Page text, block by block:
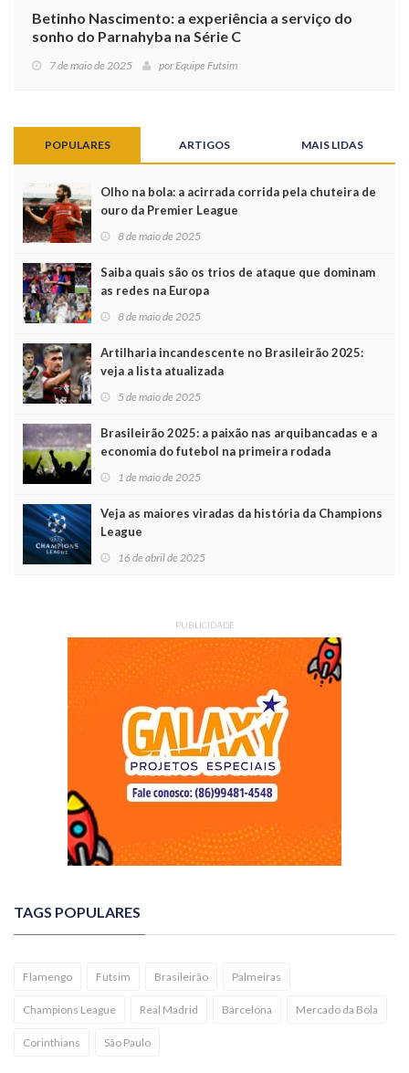
Betinho Nascimento: a experiência a serviço do
sonho do Parnahyba na Série C
7 de maio de 2025 porEquipe Futsim
POPULARES ARTIGOS MAIS LIDAS
Olho na bola: a acirrada corrida pela chuteira de
ouro da Premier League
8 de maio de 2025
Saiba quais são os trios de ataque que dominam
as redes na Europa
8 de maio de 2025
Artilharia incandescente no Brasileirão 2025:
veja a lista atualizada
5 de maio de 2025
Brasileirão 2025: a paixão nas arquibancadas e a
economia do futebol na primeira rodada
1 de maio de 2025
Veja as maiores viradas da história da Champions
League
16 de abril de 2025
PUBLICIDADE
TAGS POPULARES
Flamengo Futsim Brasileirão Palmeiras
Champions League Real Madrid Barcelona Mercado da Bola
Corinthians São Paulo